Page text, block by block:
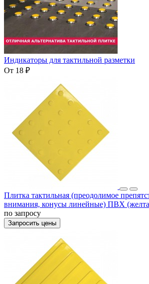
Индикаторы для тактильной разметки
От 18 ₽
Плитка тактильная (преодолимое
внимания, конусы линейные) ПВХ
по запросу
Запросить цены